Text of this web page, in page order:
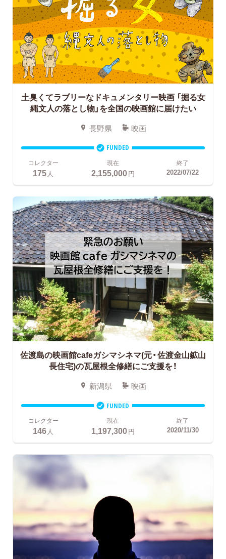
土臭くてラブリーなドキュメンタリー映画「掘る女
縄文人の落とし物」を全国の映画館に届けたい
長野県 映画
FUNDED
コレクター
175 人
現在
2,155,000円
終了
2022/07/22
佐渡島の映画館cafeガシマシネマ(元・佐渡金山鉱山
長住宅)の瓦屋根全修繕にご支援を！
新潟県 映画
FUNDED
コレクター
146人
現在
1,197,300円
終了
2020/11/30